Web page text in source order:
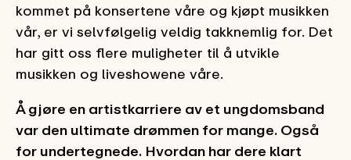
kommet på konsertene våre og kjøpt musikken
vår, er vi selvfølgelig veldig takknemlig for. Det
har gitt oss flere muligheter til å utvikle
musikken og liveshowene våre.
Å gjøre en artistkarriere av et ungdomsband
var den ultimate drømmen for mange. Også
for undertegnede. Hvordan har dere klart